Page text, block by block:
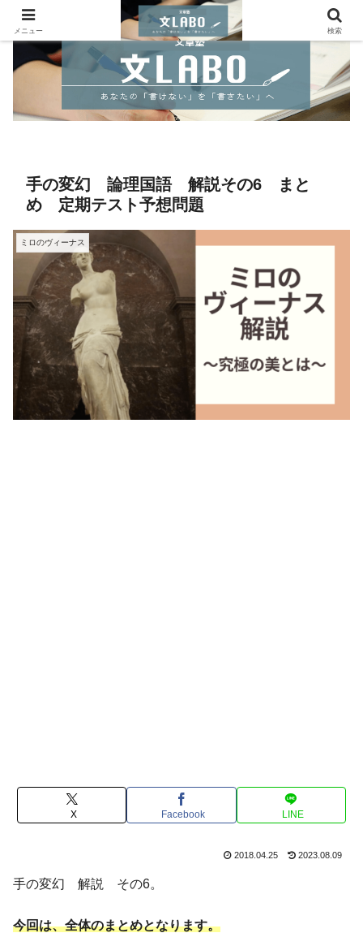
手の変幻 論理国語 解説その6 まと
め 定期テスト予想問題
ミロのヴィーナス
X Facebook LINE
2018.04.25 2023.08.09
手の変幻 解説 その6。
今回は、全体のまとめとなります。
メニュー 検索